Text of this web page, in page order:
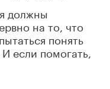
должны
на то, что
понять
если помогать,